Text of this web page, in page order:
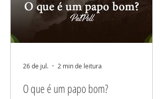
você não ama (ainda).
Não espalhe suas
seus problemas. Tudo
que colocamos foco
O que é um papo bom?
26 de jul. 2 min de leitura